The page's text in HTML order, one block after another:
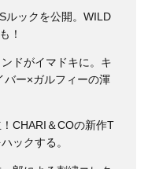
ルックを公開。WILD
！
ドがイマドキに。キ
バー×ガルフィーの渾
CHARI＆COの新作T
ックする。